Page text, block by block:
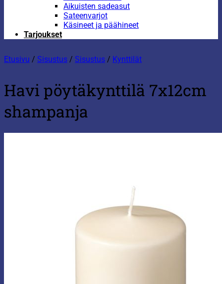
Aikuisten sadeasut
Sateenvarjot
Käsineet ja päähineet
Tarjoukset
Etusivu / Sisustus / Sisustus / Kynttilät
Havi pöytäkynttilä 7x12cm
shampanja